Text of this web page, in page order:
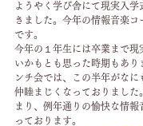
ようやく学び舎にて現実入
きました。今年の情報音楽コ
です。
今年の１年生には卒業まで現
いかもとも思った時期もあり
ンチ会では、この半年がなに
仲睦まじくなっておりました
まり、例年通りの愉快な情報
っております。